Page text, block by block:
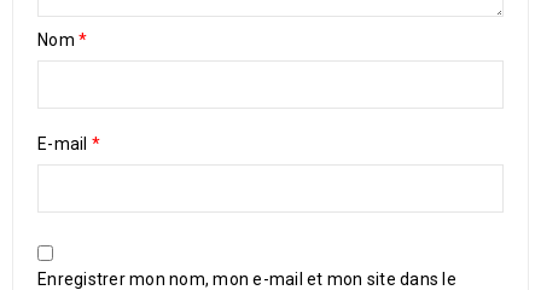
Nom *
E-mail *
Enregistrer mon nom, mon e-mail et mon site dans le